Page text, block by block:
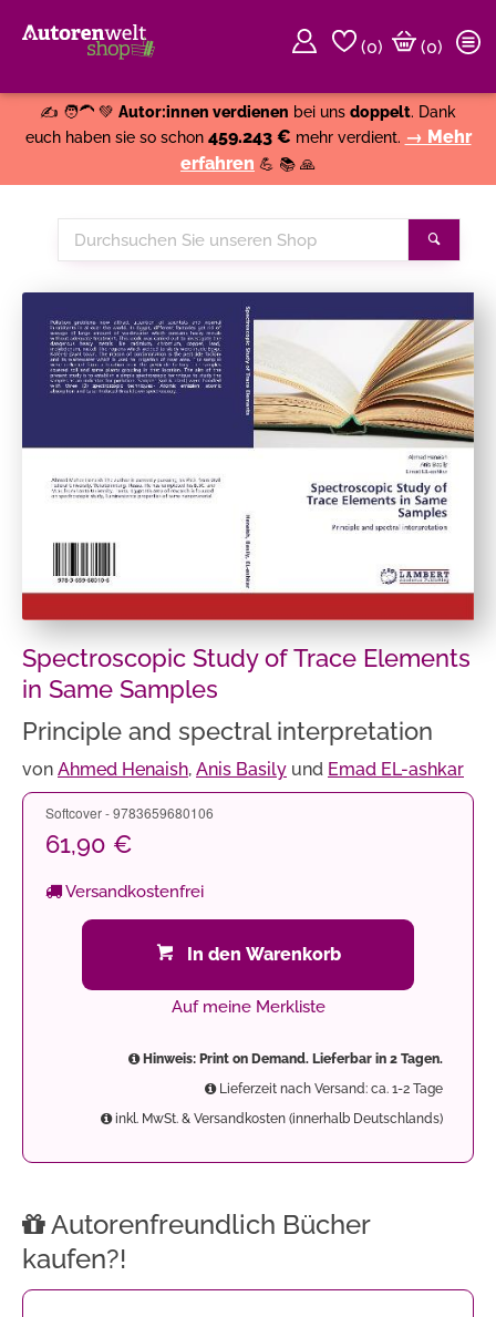
(0)
(0)
✍️ 🧑‍🦱 💚 Autor:innen verdienen bei uns doppelt. Dank
euch haben sie so schon 459.243 € mehr verdient. → Mehr
erfahren 💪 📚 🙏
Durchsuchen
Sie
Spectroscopic Study of Trace Elements
in Same Samples
Principle and spectral interpretation
von Ahmed Henaish, Anis Basily und Emad EL-ashkar
Softcover - 9783659680106
61,90 €
Versandkostenfrei
In den Warenkorb
Auf meine Merkliste
Hinweis: Print on Demand. Lieferbar in 2 Tagen.
Lieferzeit nach Versand: ca. 1-2 Tage
inkl. MwSt. & Versandkosten (innerhalb Deutschlands)
Autorenfreundlich Bücher
kaufen?!